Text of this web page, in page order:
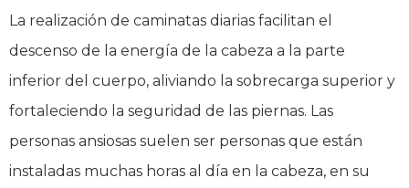
La realización de caminatas diarias facilitan el
descenso de la energía de la cabeza a la parte
inferior del cuerpo, aliviando la sobrecarga superior y
fortaleciendo la seguridad de las piernas. Las
personas ansiosas suelen ser personas que están
instaladas muchas horas al día en la cabeza, en su